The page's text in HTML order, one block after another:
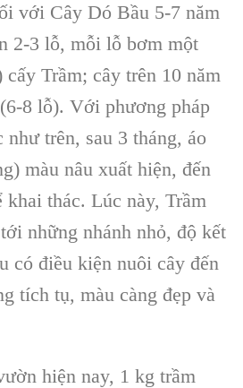
với Cây Dó Bầu 5-7 năm
2-3 lỗ, mỗi lỗ bơm một
Trầm; cây trên 10 năm
8 lỗ). Với phương pháp
như trên, sau 3 tháng, áo
màu nâu xuất hiện, đến
khai thác. Lúc này, Trầm
những nhánh nhỏ, độ kết
có điều kiện nuôi cây đến
tích tụ, màu càng đẹp và
hiện nay, 1 kg trầm